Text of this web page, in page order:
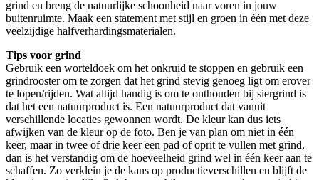
grind en breng de natuurlijke schoonheid naar voren in jouw
buitenruimte. Maak een statement met stijl en groen in één met deze
veelzijdige halfverhardingsmaterialen.
Tips voor grind
Gebruik een worteldoek om het onkruid te stoppen en gebruik een
grindrooster om te zorgen dat het grind stevig genoeg ligt om erover
te lopen/rijden. Wat altijd handig is om te onthouden bij siergrind is
dat het een natuurproduct is. Een natuurproduct dat vanuit
verschillende locaties gewonnen wordt. De kleur kan dus iets
afwijken van de kleur op de foto. Ben je van plan om niet in één
keer, maar in twee of drie keer een pad of oprit te vullen met grind,
dan is het verstandig om de hoeveelheid grind wel in één keer aan te
schaffen. Zo verklein je de kans op productieverschillen en blijft de